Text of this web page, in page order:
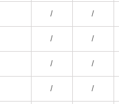
/ /
/ /
/ /
/ /